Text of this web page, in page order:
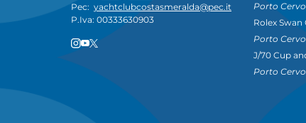
Pec: yachtclubcostasmeralda@pec.it
P.Iva: 00333630903
Porto Cervo
Rolex Swan
Porto Cervo
J/70 Cup
Porto Cervo